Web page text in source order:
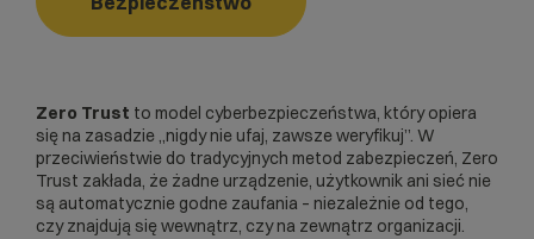
Zero Trust to model cyberbezpieczeństwa, który opiera
się na zasadzie „nigdy nie ufaj, zawsze weryfikuj”. W
przeciwieństwie do tradycyjnych metod zabezpieczeń, Zero
Trust zakłada, że żadne urządzenie, użytkownik ani sieć nie
są automatycznie godne zaufania – niezależnie od tego,
czy znajdują się wewnątrz, czy na zewnątrz organizacji.